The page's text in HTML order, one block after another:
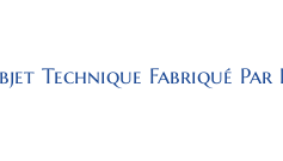
Technique Fabriqué Par